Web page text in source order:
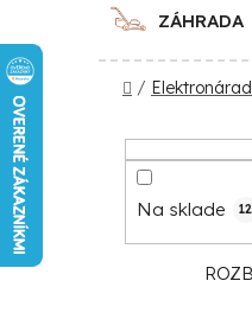
ZÁHRADA
Domov
/
Na sklade 12